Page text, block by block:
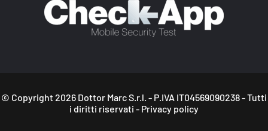
© Copyright2026 Dottor Marc S.r.l. - P.IVA IT04569090238 - Tutti
i diritti riservati - Privacy policy